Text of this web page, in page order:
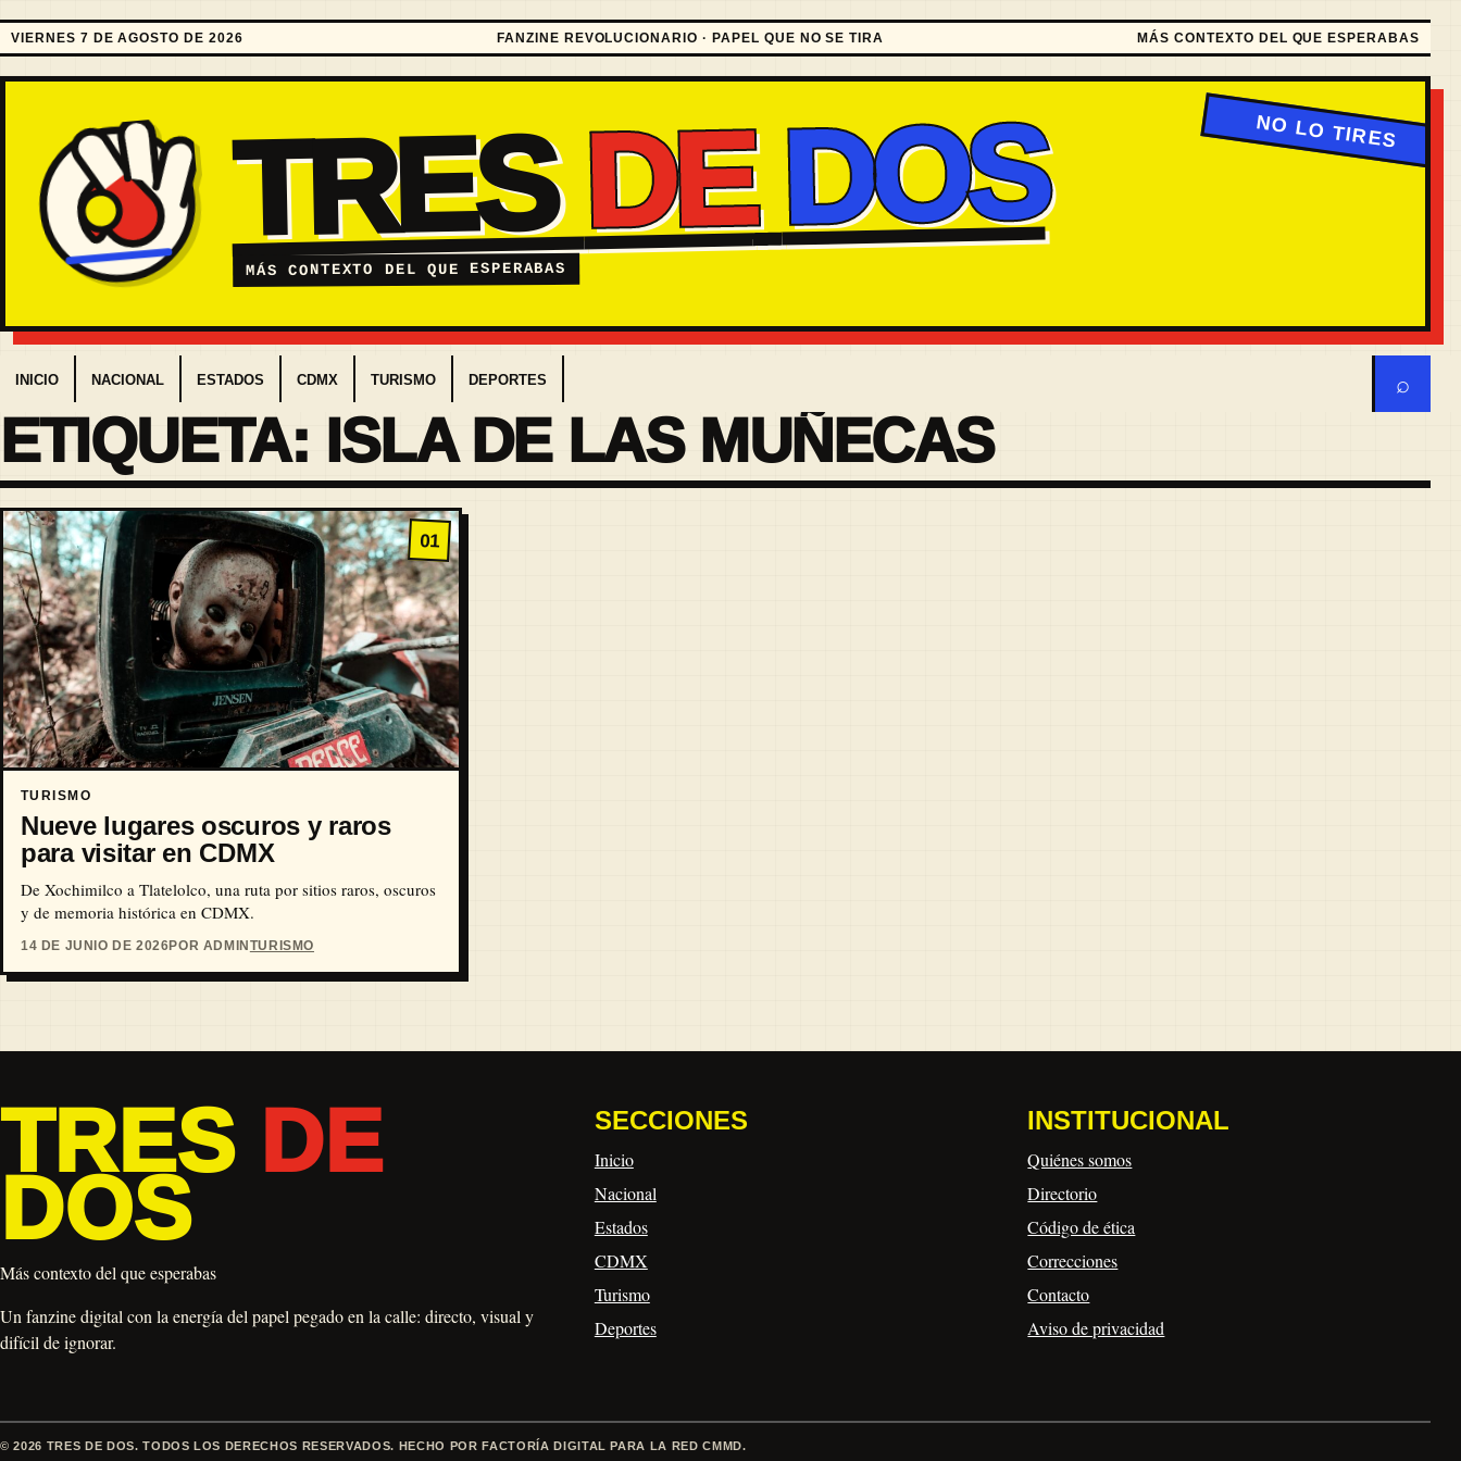
VIERNES 7 DE AGOSTO DE 2026 FANZINE REVOLUCIONARIO · PAPEL QUE NO SE TIRA MÁS CONTEXTO DEL QUE ESPERABAS
TRESDE DOS
MÁS CONTEXTO DEL QUE ESPERABAS
INICIO NACIONAL ESTADOS CDMX TURISMO DEPORTES ⌕
ETIQUETA: ISLA DE LAS MUÑECAS
01
TURISMO
Nueve lugares oscuros y raros
para visitar en CDMX
De Xochimilco a Tlatelolco, una ruta por sitios raros, oscuros
y de memoria histórica en CDMX.
14 DE JUNIO DE 2026POR ADMINTURISMO
TRES DE
DOS
Más contexto del que esperabas
Un fanzine digital con la energía del papel pegado en la calle: directo, visual y
difícil de ignorar.
SECCIONES
Inicio
Nacional
Estados
CDMX
Turismo
Deportes
INSTITUCIONAL
Quiénes somos
Directorio
Código de ética
Correcciones
Contacto
Aviso de privacidad
© 2026 TRES DE DOS. TODOS LOS DERECHOS RESERVADOS. HECHO POR FACTORÍA DIGITAL PARA LA RED CMMD.